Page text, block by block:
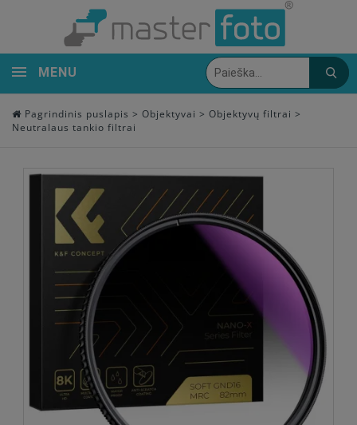
MENU
Pagrindinis puslapis > Objektyvai > Objektyvų filtrai >
Neutralaus tankio filtrai